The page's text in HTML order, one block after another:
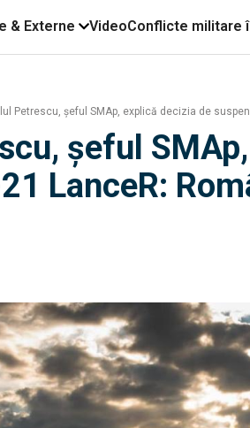
& Externe VideoConflicte militare
Petrescu, șeful SMAp, explică decizia de
șeful
LanceR: